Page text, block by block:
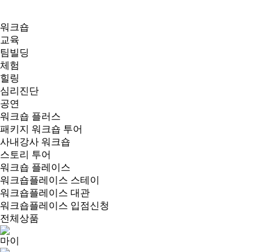
워크숍
교육
팀빌딩
체험
힐링
심리진단
공연
워크숍 플러스
패키지 워크숍 투어
사내강사 워크숍
스토리 투어
워크숍 플레이스
워크숍플레이스 스테이
워크숍플레이스 대관
워크숍플레이스 입점신청
전체상품
마이